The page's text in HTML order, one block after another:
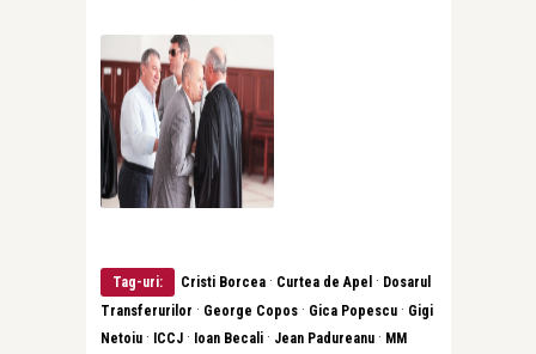
Tag-uri: Cristi Borcea · Curtea de Apel · Dosarul
Transferurilor · George Copos · Gica Popescu · Gigi
Netoiu · ICCJ · Ioan Becali · Jean Padureanu · MM